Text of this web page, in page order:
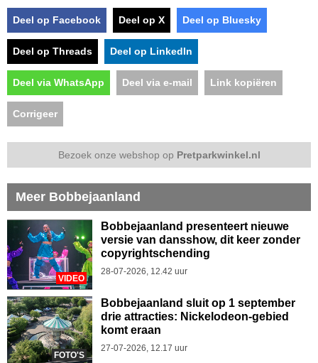
Deel op Facebook Deel op X Deel op Bluesky
Deel op Threads Deel op LinkedIn
Deel via WhatsApp Deel via e-mail Link kopiëren
Corrigeer
Bezoek onze webshop op Pretparkwinkel.nl
Meer Bobbejaanland
VIDEO
Bobbejaanland presenteert nieuwe
versie van dansshow, dit keer zonder
copyrightschending
28-07-2026, 12.42 uur
FOTO'S
Bobbejaanland sluit op 1 september
drie attracties: Nickelodeon-gebied
komt eraan
27-07-2026, 12.17 uur